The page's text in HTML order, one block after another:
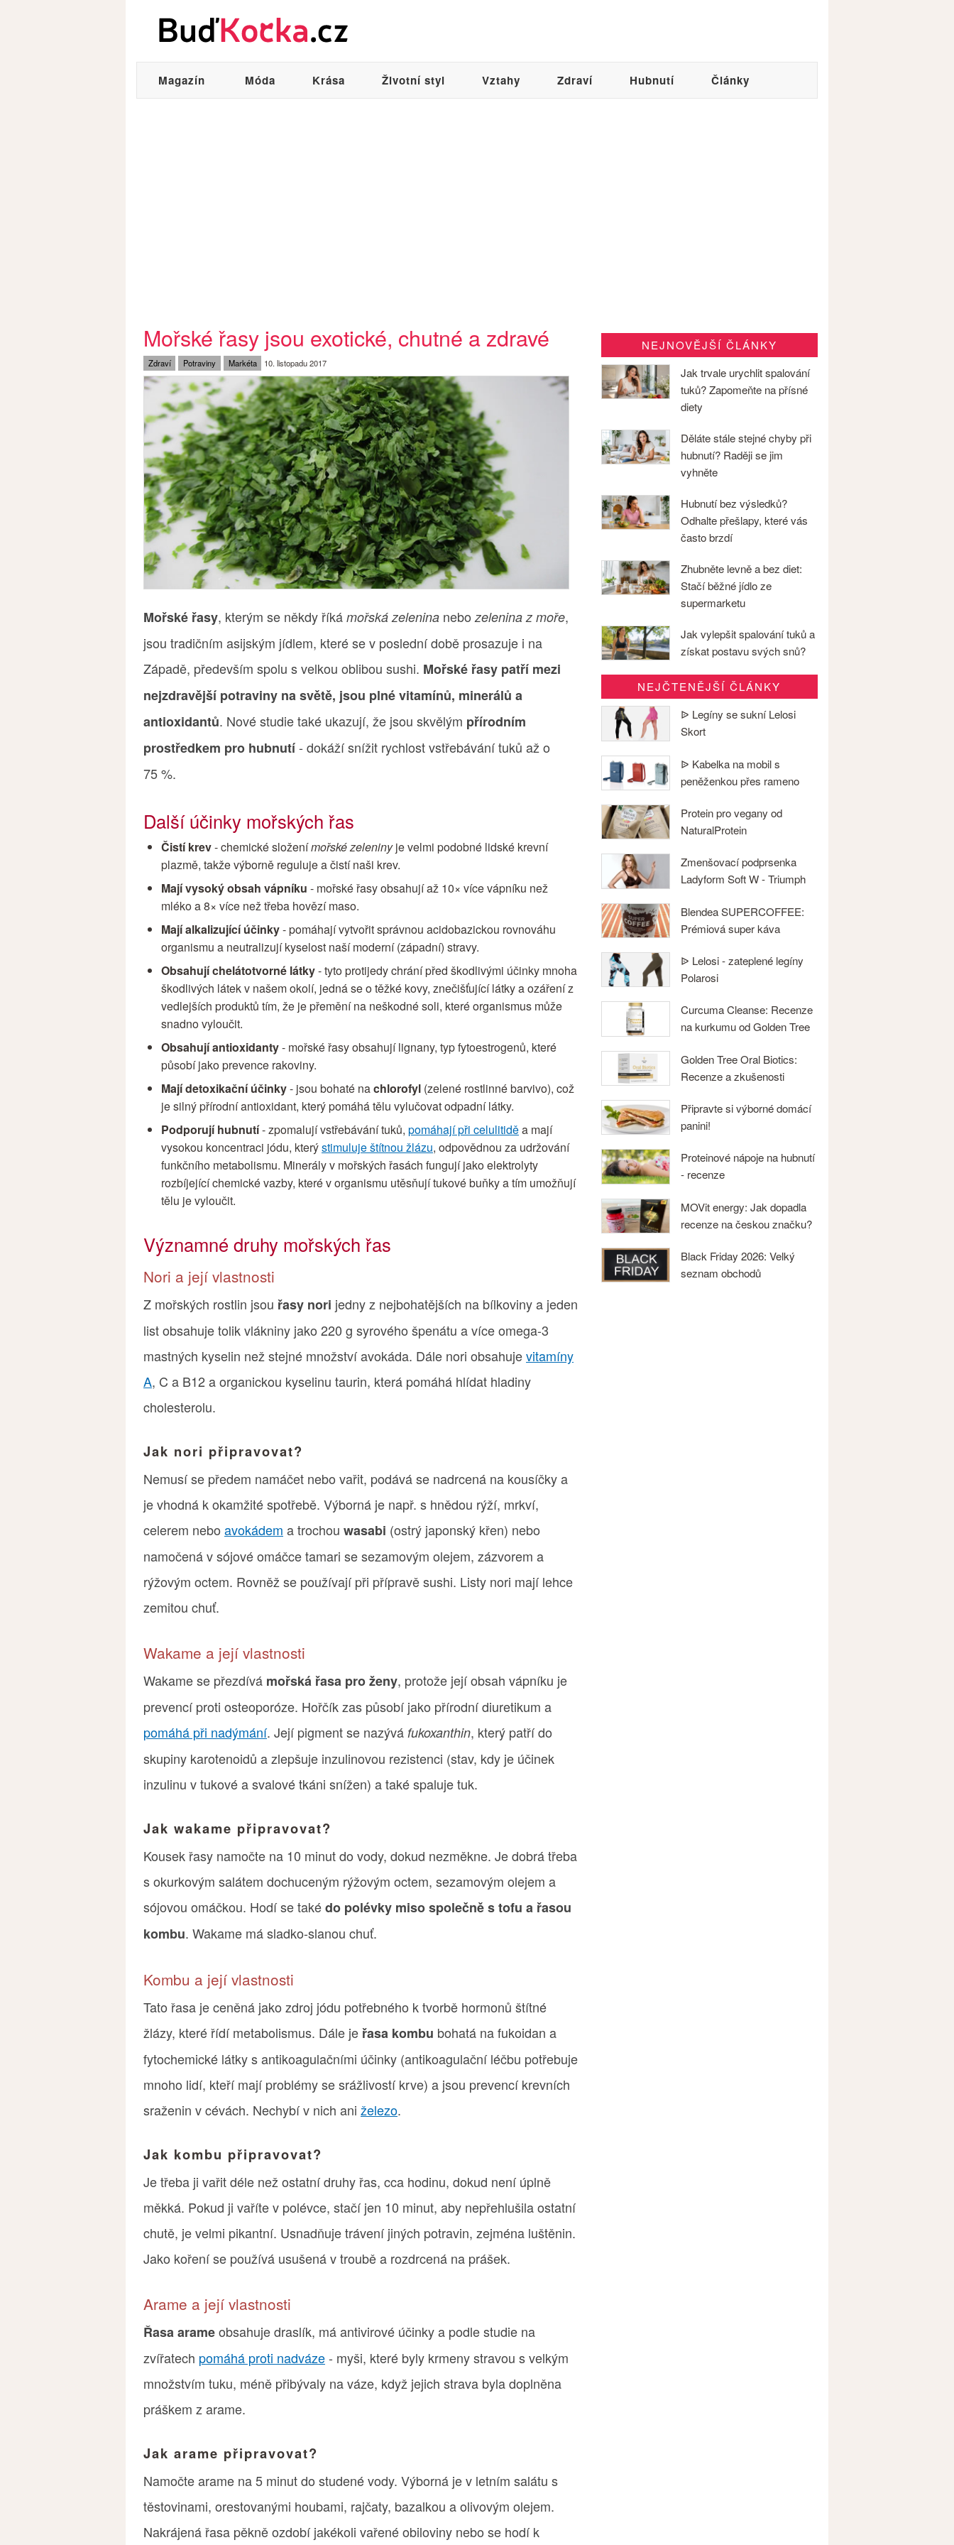
Magazín Móda Krása Životní styl Vztahy Zdraví Hubnutí Články
Mořské řasy jsou exotické, chutné a zdravé
Zdraví Potraviny Markéta 10. listopadu 2017
Mořské řasy, kterým se někdy říká mořská zelenina nebo zelenina z moře,
jsou tradičním asijským jídlem, které se v poslední době prosazuje i na
Západě, především spolu s velkou oblibou sushi. Mořské řasy patří mezi
nejzdravější potraviny na světě, jsou plné vitamínů, minerálů a
antioxidantů. Nové studie také ukazují, že jsou skvělým přírodním
prostředkem pro hubnutí- dokáží snížit rychlost vstřebávání tuků až o
75 %.
Další účinky mořských řas
Čistí krev- chemické složenímořské zeleninyje velmi podobné lidské krevní
plazmě, takže výborně reguluje a čistí naši krev.
Mají vysoký obsah vápníku - mořské řasy obsahují až 10× více vápníku než
mléko a 8× více než třeba hovězí maso.
Mají alkalizující účinky- pomáhají vytvořit správnou acidobazickou rovnováhu
organismu a neutralizují kyselost naší moderní (západní) stravy.
Obsahují chelátotvorné látky- tyto protijedy chrání před škodlivými účinky mnoha
škodlivých látek v našem okolí, jedná se o těžké kovy, znečišťující látky a ozáření z
vedlejších produktů tím, že je přemění na neškodné soli, které organismus může
snadno vyloučit.
Obsahují antioxidanty- mořské řasy obsahují lignany, typ fytoestrogenů, které
působí jako prevence rakoviny.
Mají detoxikační účinky- jsou bohaté nachlorofyl (zelené rostlinné barvivo), což
je silný přírodní antioxidant, který pomáhá tělu vylučovat odpadní látky.
Podporují hubnutí- zpomalují vstřebávání tuků, pomáhají při celulitiděa mají
vysokou koncentraci jódu, kterýstimuluje štítnou žlázu, odpovědnou za udržování
funkčního metabolismu. Minerály v mořských řasách fungují jako elektrolyty
rozbíjející chemické vazby, které v organismu utěsňují tukové buňky a tím umožňují
tělu je vyloučit.
Významné druhy mořských řas
Nori a její vlastnosti
Z mořských rostlin jsou řasy nori jedny z nejbohatějších na bílkoviny a jeden
list obsahuje tolik vlákniny jako 220 g syrového špenátu a více omega-3
mastných kyselin než stejné množství avokáda. Dále nori obsahujevitamíny
A, C a B12 a organickou kyselinu taurin, která pomáhá hlídat hladiny
cholesterolu.
Jak nori připravovat?
Nemusí se předem namáčet nebo vařit, podává se nadrcená na kousíčky a
je vhodná k okamžité spotřebě. Výborná je např. s hnědou rýží, mrkví,
celerem nebo avokádem a trochou wasabi (ostrý japonský křen) nebo
namočená v sójové omáčce tamari se sezamovým olejem, zázvorem a
rýžovým octem. Rovněž se používají při přípravě sushi. Listy nori mají lehce
zemitou chuť.
Wakame a její vlastnosti
Wakame se přezdívá mořská řasa pro ženy, protože její obsah vápníku je
prevencí proti osteoporóze. Hořčík zas působí jako přírodní diuretikum a
pomáhá při nadýmání. Její pigment se nazývá fukoxanthin, který patří do
skupiny karotenoidů a zlepšuje inzulinovou rezistenci (stav, kdy je účinek
inzulinu v tukové a svalové tkáni snížen) a také spaluje tuk.
Jak wakame připravovat?
Kousek řasy namočte na 10 minut do vody, dokud nezměkne. Je dobrá třeba
s okurkovým salátem dochuceným rýžovým octem, sezamovým olejem a
sójovou omáčkou. Hodí se takédo polévky miso společně s tofu a řasou
kombu. Wakame má sladko-slanou chuť.
Kombu a její vlastnosti
Tato řasa je ceněná jako zdroj jódu potřebného k tvorbě hormonů štítné
žlázy, které řídí metabolismus. Dále jeřasa kombu bohatá na fukoidan a
fytochemické látky s antikoagulačními účinky (antikoagulační léčbu potřebuje
mnoho lidí, kteří mají problémy se srážlivostí krve) a jsou prevencí krevních
sraženin v cévách. Nechybí v nich ani železo.
Jak kombu připravovat?
Je třeba ji vařit déle než ostatní druhy řas, cca hodinu, dokud není úplně
měkká. Pokud ji vaříte v polévce, stačí jen 10 minut, aby nepřehlušila ostatní
chutě, je velmi pikantní. Usnadňuje trávení jiných potravin, zejména luštěnin.
Jako koření se používá usušená v troubě a rozdrcená na prášek.
Arame a její vlastnosti
Řasa arameobsahuje draslík, má antivirové účinky a podle studie na
zvířatech pomáhá proti nadváze- myši, které byly krmeny stravou s velkým
množstvím tuku, méně přibývaly na váze, když jejich strava byla doplněna
práškem z arame.
Jak arame připravovat?
Namočte arame na 5 minut do studené vody. Výborná je v letním salátu s
těstovinami, orestovanými houbami, rajčaty, bazalkou a olivovým olejem.
Nakrájená řasa pěkně ozdobí jakékoli vařené obiloviny nebo se hodí k
NEJNOVĚJŠÍ ČLÁNKY
Jak trvale urychlit spalování
tuků? Zapomeňte na přísné
diety
Děláte stále stejné chyby při
hubnutí? Raději se jim
vyhněte
Hubnutí bez výsledků?
Odhalte přešlapy, které vás
často brzdí
Zhubněte levně a bez diet:
Stačí běžné jídlo ze
supermarketu
Jak vylepšit spalování tuků a
získat postavu svých snů?
NEJČTENĚJŠÍ ČLÁNKY
ᐉ Legíny se sukní Lelosi
Skort
ᐉ Kabelka na mobil s
peněženkou přes rameno
Protein pro vegany od
NaturalProtein
Zmenšovací podprsenka
Ladyform Soft W - Triumph
Blendea SUPERCOFFEE:
Prémiová super káva
ᐉ Lelosi - zateplené legíny
Polarosi
Curcuma Cleanse: Recenze
na kurkumu od Golden Tree
Golden Tree Oral Biotics:
Recenze a zkušenosti
Připravte si výborné domácí
panini!
Proteinové nápoje na hubnutí
- recenze
MOVit energy: Jak dopadla
recenze na českou značku?
Black Friday 2026: Velký
seznam obchodů